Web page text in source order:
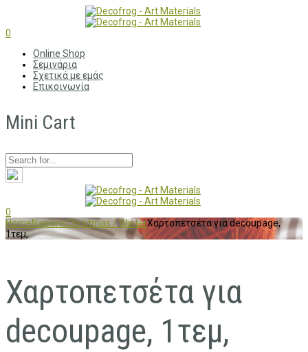
0
Online Shop
Σεμινάρια
Σχετικά με εμάς
Επικοινωνία
Mini Cart
0
HomeNapkinsChristmas / WinterΧαρτοπετσέτα για decoupage,
1τεμ,
Χαρτοπετσέτα για
decoupage, 1τεμ,